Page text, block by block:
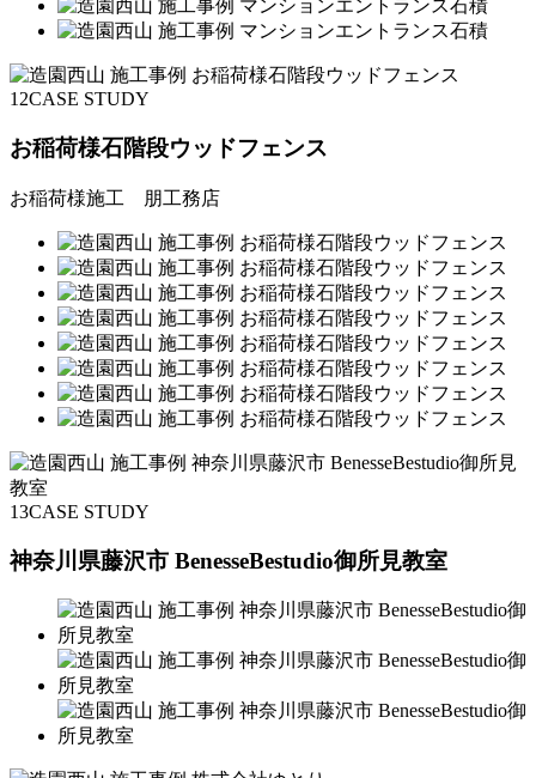
12CASE STUDY
お稲荷様石階段ウッドフェンス
お稲荷様施工 朋工務店
13CASE STUDY
神奈川県藤沢市 BenesseBestudio御所見教室